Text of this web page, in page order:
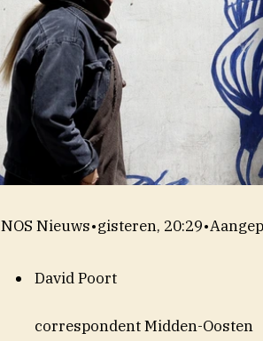
NOS Nieuws•gisteren, 20:29•
David Poort
correspondent Midden-Oosten